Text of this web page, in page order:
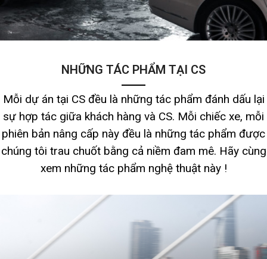
NHỮNG TÁC PHẨM TẠI CS
Mỗi dự án tại CS đều là những tác phẩm đánh dấu lại
sự hợp tác giữa khách hàng và CS. Mỗi chiếc xe, mỗi
phiên bản nâng cấp này đều là những tác phẩm được
chúng tôi trau chuốt bằng cả niềm đam mê. Hãy cùng
xem những tác phẩm nghệ thuật này !